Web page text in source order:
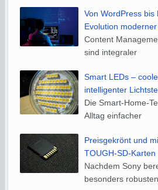
Von WordPress bis
Evolution
Content
sind integraler
Smart LEDs –
intelligenter
Die Smart-Home-
Alltag einfacher
Preisgekrönt und
TOUGH-SD-Karten
Nachdem Sony
besonders